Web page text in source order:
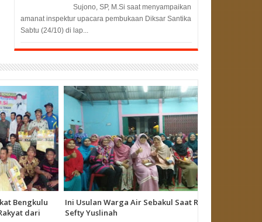
Sujono, SP, M.Si saat menyampaikan
amanat inspektur upacara pembukaan Diksar Santika
Sabtu (24/10) di lap...
dari
Ini Usulan Warga Air Sebakul Saat Reses
Sefty Yuslinah
Hari Ini